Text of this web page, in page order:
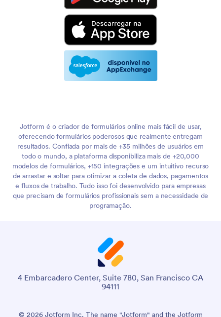
Jotform é o criador de formulários online mais fácil de usar,
oferecendo formulários poderosos que realmente entregam
resultados. Confiada por mais de +35 milhões de usuários em
todo o mundo, a plataforma disponibiliza mais de +20,000
modelos de formulários, +150 integrações e um intuitivo recurso
de arrastar e soltar para otimizar a coleta de dados, pagamentos
e fluxos de trabalho. Tudo isso foi desenvolvido para empresas
que precisam de formulários profissionais sem a necessidade de
programação.
4 Embarcadero Center, Suite 780, San Francisco CA
94111
© 2026 Jotform Inc. The name "Jotform" and the Jotform